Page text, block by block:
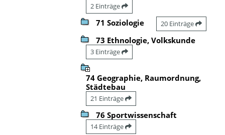
2 Einträge
71 Soziologie 20 Einträge
73 Ethnologie, Volkskunde
3 Einträge
74 Geographie, Raumordnung,
Städtebau
21 Einträge
76 Sportwissenschaft
14 Einträge